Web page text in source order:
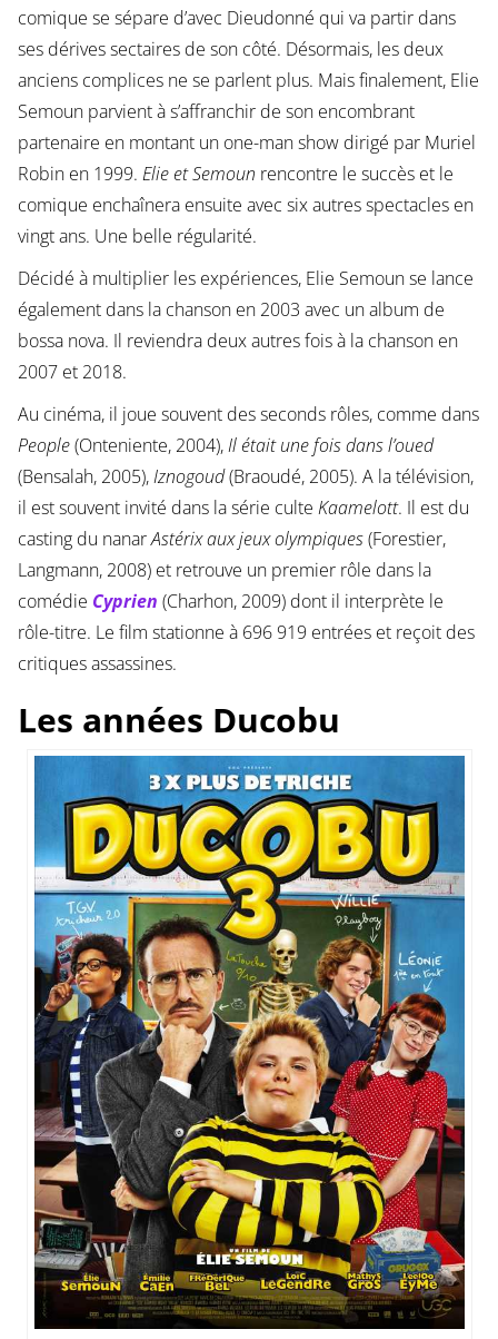
comique se sépare d’avec Dieudonné qui va partir dans
ses dérives sectaires de son côté. Désormais, les deux
anciens complices ne se parlent plus. Mais finalement, Elie
Semoun parvient à s’affranchir de son encombrant
partenaire en montant un one-man show dirigé par Muriel
Robin en 1999. Elie et Semoun rencontre le succès et le
comique enchaînera ensuite avec six autres spectacles en
vingt ans. Une belle régularité.
Décidé à multiplier les expériences, Elie Semoun se lance
également dans la chanson en 2003 avec un album de
bossa nova. Il reviendra deux autres fois à la chanson en
2007 et 2018.
Au cinéma, il joue souvent des seconds rôles, comme dans
People(Onteniente, 2004),Il était une fois dans l’oued
(Bensalah, 2005),Iznogoud(Braoudé, 2005). A la télévision,
il est souvent invité dans la série culte Kaamelott. Il est du
casting du nanarAstérix aux jeux olympiques(Forestier,
Langmann, 2008) et retrouve un premier rôle dans la
comédie Cyprien (Charhon, 2009) dont il interprète le
rôle-titre. Le film stationne à 696 919 entrées et reçoit des
critiques assassines.
Les années Ducobu